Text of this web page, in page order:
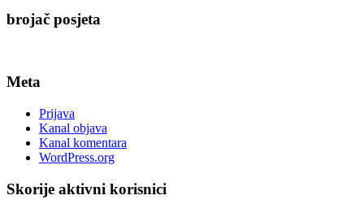
brojač posjeta
Meta
Prijava
Kanal objava
Kanal komentara
WordPress.org
Skorije aktivni korisnici